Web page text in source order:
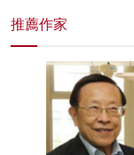
推薦作家